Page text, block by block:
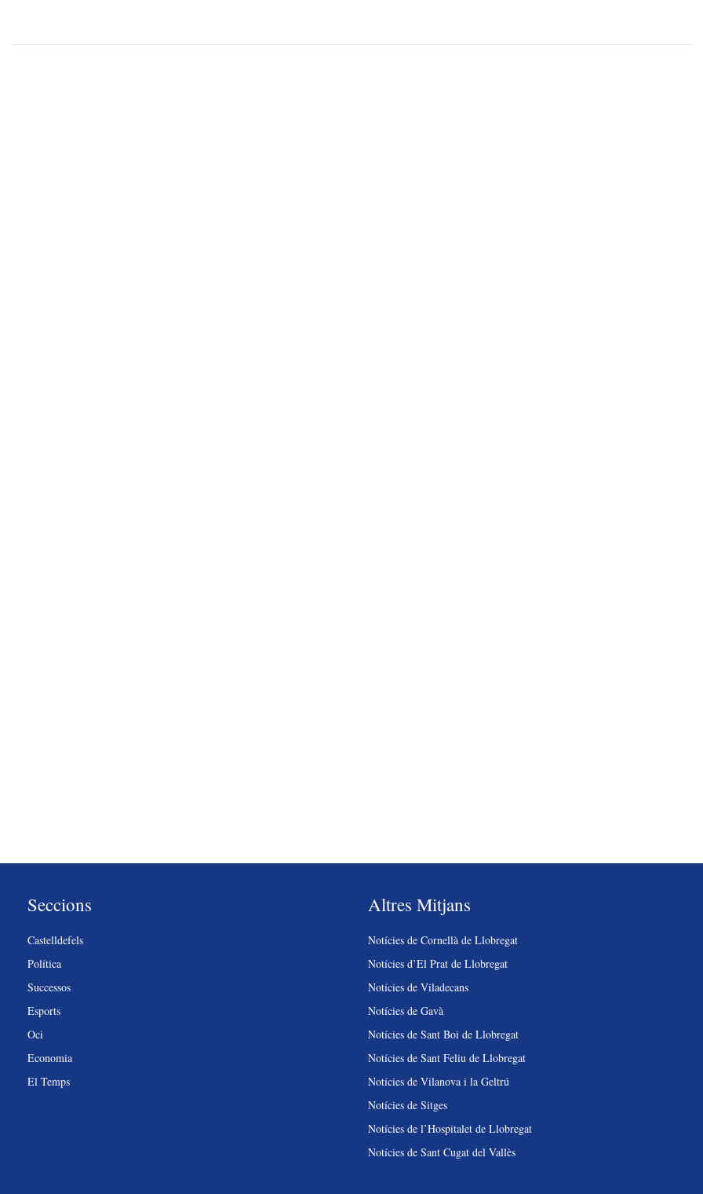
Seccions
Castelldefels
Política
Successos
Esports
Oci
Economia
El Temps
Altres Mitjans
Notícies de Cornellà de Llobregat
Notícies d’El Prat de Llobregat
Notícies de Viladecans
Notícies de Gavà
Notícies de Sant Boi de Llobregat
Notícies de Sant Feliu de Llobregat
Notícies de Vilanova i la Geltrú
Notícies de Sitges
Notícies de l’Hospitalet de Llobregat
Notícies de Sant Cugat del Vallès